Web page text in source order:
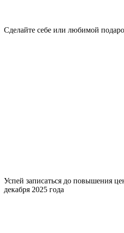
Сделайте себе или любимой
Успей записаться до повышения
декабря 2025 года